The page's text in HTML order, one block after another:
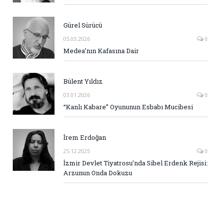
Gürel Sürücü
05.03.2026 0
Medea’nın Kafasına Dair
Bülent Yıldız
03.01.2026 0
“Kanlı Kabare” Oyununun Esbabı Mucibesi
İrem Erdoğan
25.12.2025 0
İzmir Devlet Tiyatrosu’nda Sibel Erdenk Rejisi:
Arzunun Onda Dokuzu